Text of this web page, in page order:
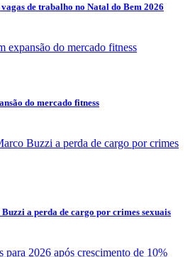
de trabalho no Natal do Bem 2026
do mercado fitness
a perda de cargo por crimes sexuais